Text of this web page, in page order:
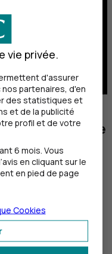
solution de
Mobile +.
de l’appareil
vie privée.
d'assurer
partenaires, d'en
des statistiques et
et de la publicité
profil et de votre
6 mois. Vous
en cliquant sur le
en pied de page
Cookies